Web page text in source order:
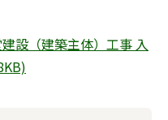
設（建築主体）工事 入